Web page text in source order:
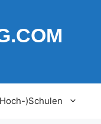
)Schulen